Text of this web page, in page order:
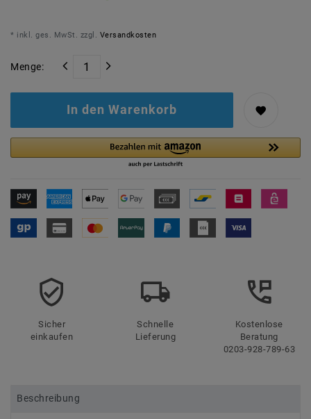
* inkl. ges. MwSt. zzgl. Versandkosten
Menge:
In den Warenkorb
Sicher
einkaufen
Schnelle
Lieferung
Kostenlose
Beratung
0203-928-789-63
Beschreibung